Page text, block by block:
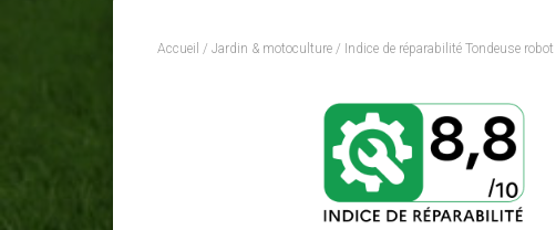
Accueil / Jardin & motoculture / Indice de réparabilité Tondeuse robot